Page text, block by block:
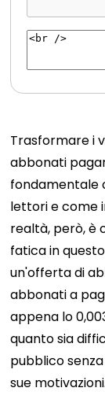
Trasformare i
abbonati
fondamentale
lettori e come
realtà, però, è
fatica in
un'offerta di
abbonati a
appena lo
quanto sia
pubblico
sue motivazioni.